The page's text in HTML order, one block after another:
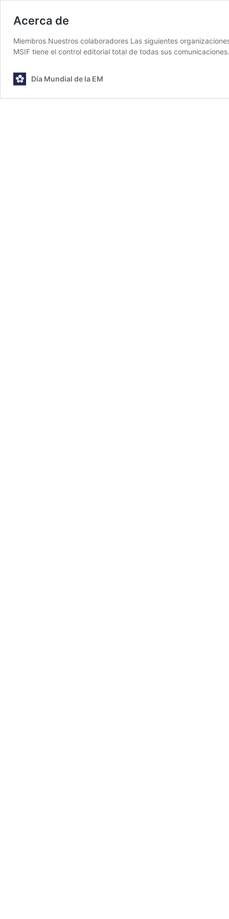
Acerca de
Miembros Nuestros colaboradores Las siguientes
MSIF tiene el control editorial total de todas sus comunicaciones.
Día Mundial de la EM